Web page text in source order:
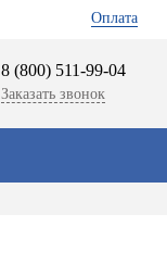
Оплата
8 (800) 511-99-04
Заказать звонок